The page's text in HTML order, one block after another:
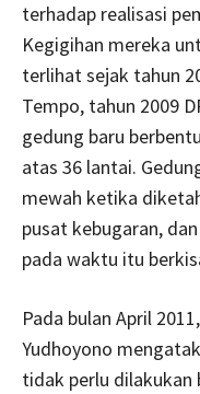
terhadap realisasi
Kegigihan mereka
terlihat sejak tahun
Tempo, tahun 2009
gedung baru
atas 36 lantai.
mewah ketika
pusat kebugaran,
pada waktu itu
Pada bulan April
Yudhoyono
tidak perlu